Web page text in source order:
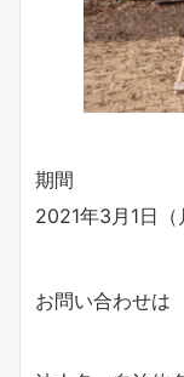
期間
2021年3月1日（
お問い合わせは